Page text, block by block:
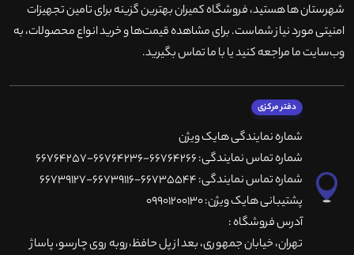
شهرستان ها هستید، فروشگاه کمیران بهترین گزینه برای تامین تجهیزات
امنیتی مورد نیاز شماست. برای مشاهده قیمت‌ها و خرید انواع محصولات، به
وب‌سایت ما مراجعه کنید یا با ما تماس بگیرید.
دفتر مرکزی
شماره نمایندگی هایک ویژن
شماره تماس نمایندگی: 66764266-66764236-66764257
شماره تماس نمایندگی: 66735544-66739116-66739127
پشتیبانی هایک ویژن: 09901200130
آدرس فروشگاه :
تهران، خيابان جمهوری، بعد از پل حافظ،روبه روی چارسو، پاساژ